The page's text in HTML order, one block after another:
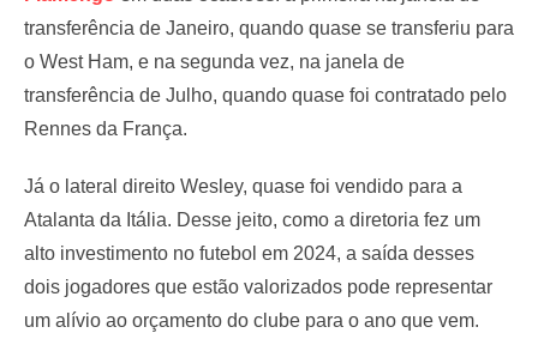
transferência de Janeiro, quando quase se transferiu para
o West Ham, e na segunda vez, na janela de
transferência de Julho, quando quase foi contratado pelo
Rennes da França.
Já o lateral direito Wesley, quase foi vendido para a
Atalanta da Itália. Desse jeito, como a diretoria fez um
alto investimento no futebol em 2024, a saída desses
dois jogadores que estão valorizados pode representar
um alívio ao orçamento do clube para o ano que vem.